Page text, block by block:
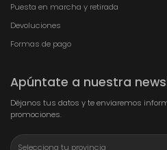
Puesta en marcha y retirada
Devoluciones
Formas de pago
Apúntate a nuestra
Déjanos tus datos y te enviaremos
promociones.